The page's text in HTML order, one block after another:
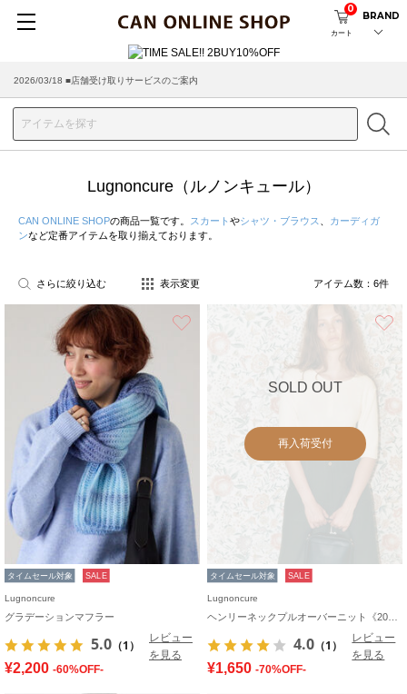
カート
0
BRAND
2026/03/18 ■店舗受け取りサービスのご案内
Lugnoncure（ルノンキュール）
CAN ONLINE SHOPの商品一覧です。 スカート やシャツ・ブラウス
カーディガ
ンなど定番アイテムを取り揃えております。
さらに絞り込む 表示変更 アイテム数： 6件
タイムセール対象 SALE
Lugnoncure
グラデーションマフラー
5.0 （1）
レビュー
を見る
¥2,200 -60%OFF-
SOLD OUT
再入荷受付
タイムセール対象 SALE
Lugnoncure
4.0 （1）
レビュー
を見る
¥1,650 -70%OFF-